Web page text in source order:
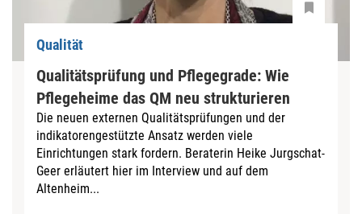
Qualität
Qualitätsprüfung und Pflegegrade: Wie
Pflegeheime das QM neu strukturieren
Die neuen externen Qualitätsprüfungen und der
indikatorengestützte Ansatz werden viele
Einrichtungen stark fordern. Beraterin Heike Jurgschat-
Geer erläutert hier im Interview und auf dem
Altenheim...